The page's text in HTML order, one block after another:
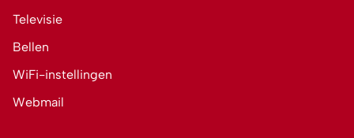
Televisie
Bellen
WiFi-instellingen
Webmail